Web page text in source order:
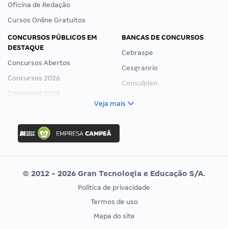
Oficina de Redação
Cursos Online Gratuitos
CONCURSOS PÚBLICOS EM
DESTAQUE
Concursos Abertos
Concursos 2026
Concursos 2025
Concurso Ibama
Concurso MPU
Editais publicados
BANCAS DE CONCURSOS
Cebraspe
Cesgranrio
Consulplan
Vunesp
CONCURSOS POR PROFISSÃO
EXAME DE ORDEM
Veja mais
© 2012 - 2026 Gran Tecnologia e Educação S/A.
Política de privacidade
Termos de uso
Mapa do site